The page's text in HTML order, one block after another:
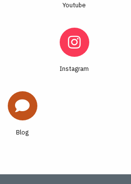
Youtube
Instagram
Blog